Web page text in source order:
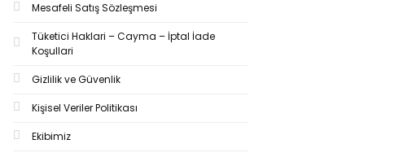
Mesafeli Satış Sözleşmesi
Tüketici Haklari – Cayma – İptal İade
Koşullari
Gizlilik ve Güvenlik
Kişisel Veriler Politikası
Ekibimiz